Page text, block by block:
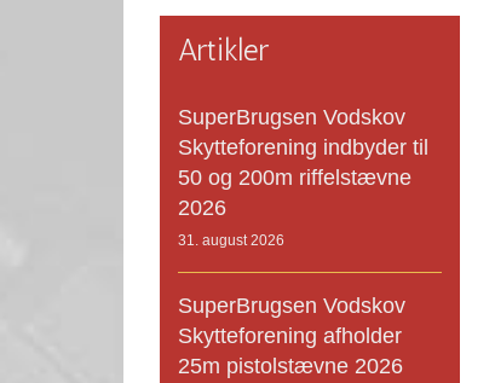
Artikler
SuperBrugsen Vodskov
Skytteforening indbyder til
50 og 200m riffelstævne
2026
31. august 2026
SuperBrugsen Vodskov
Skytteforening afholder
25m pistolstævne 2026